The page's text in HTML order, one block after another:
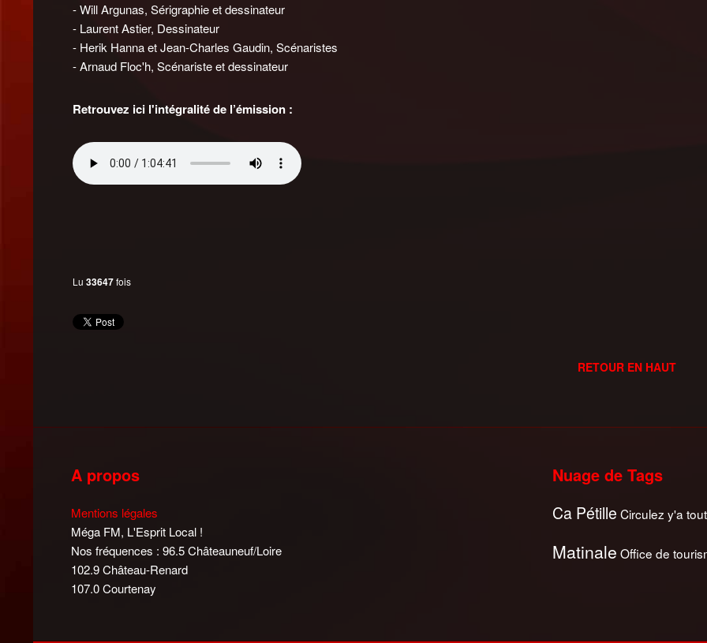
- Will Argunas, Sérigraphie et dessinateur
- Laurent Astier, Dessinateur
- Herik Hanna et Jean-Charles Gaudin, Scénaristes
- Arnaud Floc'h, Scénariste et dessinateur
Retrouvez ici l'intégralité de l’émission :
Lu 33647fois
RETOUR EN HAUT
A propos
Mentions légales
Méga FM, L'Esprit Local !
Nos fréquences : 96.5 Châteauneuf/Loire
102.9 Château-Renard
107.0 Courtenay
Nuage de Tags
Ca Pétille Circulez y'a
Matinale Office de